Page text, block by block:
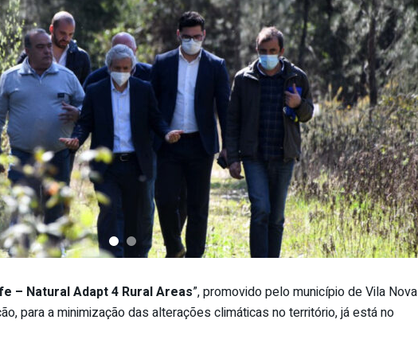
– Natural Adapt 4 Rural Areas”, promovido pelo município de Vila Nova
para a minimização das alterações climáticas no território, já está no